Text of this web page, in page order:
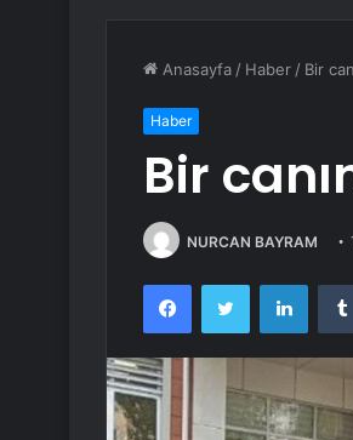
Anasayfa / Haber / Bir
Haber
Bir
NURCAN BAYRAM
FacebookTwitter